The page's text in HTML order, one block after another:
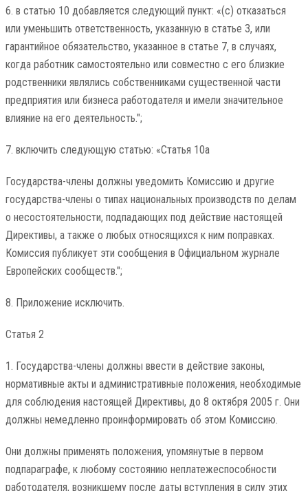
6. в статью 10 добавляется следующий пункт: «(c) отказаться
или уменьшить ответственность, указанную в статье 3, или
гарантийное обязательство, указанное в статье 7, в случаях,
когда работник самостоятельно или совместно с его близкие
родственники являлись собственниками существенной части
предприятия или бизнеса работодателя и имели значительное
влияние на его деятельность.";
7. включить следующую статью: «Статья 10а
Государства-члены должны уведомить Комиссию и другие
государства-члены о типах национальных производств по делам
о несостоятельности, подпадающих под действие настоящей
Директивы, а также о любых относящихся к ним поправках.
Комиссия публикует эти сообщения в Официальном журнале
Европейских сообществ.";
8. Приложение исключить.
Статья 2
1. Государства-члены должны ввести в действие законы,
нормативные акты и административные положения, необходимые
для соблюдения настоящей Директивы, до 8 октября 2005 г. Они
должны немедленно проинформировать об этом Комиссию.
Они должны применять положения, упомянутые в первом
подпараграфе, к любому состоянию неплатежеспособности
работодателя, возникшему после даты вступления в силу этих